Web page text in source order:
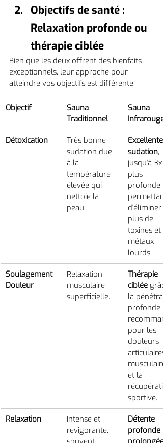
Objectifs de santé :
Relaxation profonde ou
thérapie ciblée
Bien que les deux offrent des bienfaits
exceptionnels, leur approche pour
atteindre vos objectifs est différente.
Objectif
Sauna
Traditionnel
Sauna
Infrarouge
Détoxication
Très bonne
sudation due
à la
température
élevée qui
nettoie la
peau.
Excellente
sudation,
jusqu'à 3x
plus
profonde,
d'éliminer
plus de
toxines et
métaux
lourds.
Soulagement
Douleur
Relaxation
musculaire
superficielle.
Thérapie
ciblée
la
profonde;
pour les
douleurs
et la
sportive.
Relaxation
Intense et
revigorante,
Détente
profonde